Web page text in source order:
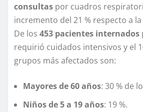
consultas por cuadros
incremento del 21 % respecto a
De los 453 pacientes internados
requirió cuidados intensivos y el
grupos más afectados son:
Mayores de 60 años: 30 % de
Niños de 5 a 19 años: 19 %.